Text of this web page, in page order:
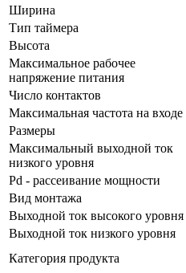
Ширина
Тип таймера
Высота
Максимальное рабочее
напряжение питания
Число контактов
Максимальная частота на входе
Размеры
Максимальный выходной ток
низкого уровня
Pd - рассеивание мощности
Вид монтажа
Выходной ток высокого уровня
Выходной ток низкого уровня
Категория продукта